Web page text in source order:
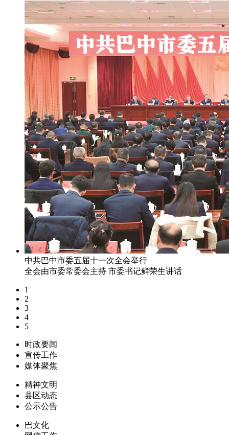
中共巴中市委五届十一次全会举行
全会由市委常委会主持 市委书记鲜荣生讲话
1
2
3
4
5
时政要闻
宣传工作
媒体聚焦
精神文明
县区动态
公示公告
巴文化